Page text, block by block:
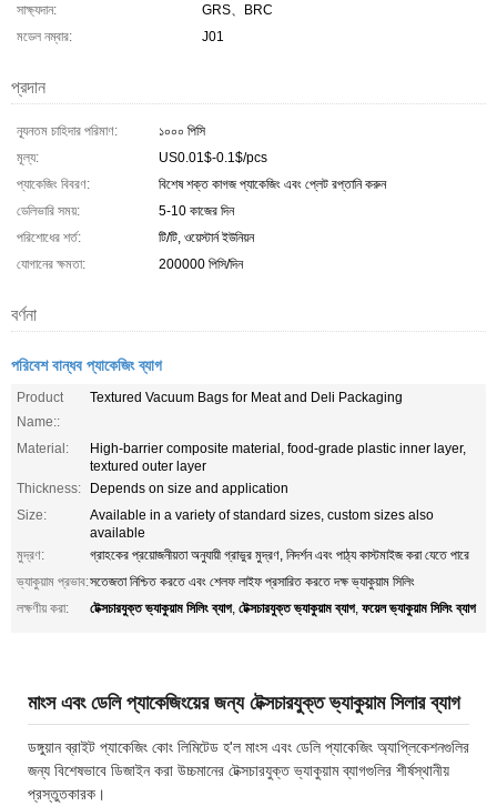
সাক্ষ্যদান:
GRS、BRC
মডেল নম্বার:
J01
প্রদান
ন্যূনতম চাহিদার পরিমাণ:
১০০০ পিসি
মূল্য:
US0.01$-0.1$/pcs
প্যাকেজিং বিবরণ:
বিশেষ শক্ত কাগজ প্যাকেজিং এবং প্লেট রপ্তানি করুন
ডেলিভারি সময়:
5-10 কাজের দিন
পরিশোধের শর্ত:
টি/টি, ওয়েস্টার্ন ইউনিয়ন
যোগানের ক্ষমতা:
200000 পিসি/দিন
বর্ণনা
পরিবেশ বান্ধব প্যাকেজিং ব্যাগ
Product
Name::
Textured Vacuum Bags for Meat and Deli Packaging
Material:
High-barrier composite material, food-grade plastic inner layer,
textured outer layer
Thickness:
Depends on size and application
Size:
Available in a variety of standard sizes, custom sizes also
available
মুদ্রণ:
গ্রাহকের প্রয়োজনীয়তা অনুযায়ী গ্রাভুর মুদ্রণ, নিদর্শন এবং পাঠ্য কাস্টমাইজ করা যেতে পারে
ভ্যাকুয়াম প্রভাব:সতেজতা নিশ্চিত করতে এবং শেলফ লাইফ প্রসারিত করতে দক্ষ ভ্যাকুয়াম সিলিং
লক্ষণীয় করা:
টেক্সচারযুক্ত ভ্যাকুয়াম সিলিং ব্যাগ, টেক্সচারযুক্ত ভ্যাকুয়াম ব্যাগ, ফয়েল ভ্যাকুয়াম সিলিং ব্যাগ
মাংস এবং ডেলি প্যাকেজিংয়ের জন্য টেক্সচারযুক্ত ভ্যাকুয়াম সিলার ব্যাগ
ডঙ্গুয়ান ব্রাইট প্যাকেজিং কোং লিমিটেড হ'ল মাংস এবং ডেলি প্যাকেজিং অ্যাপ্লিকেশনগুলির
জন্য বিশেষভাবে ডিজাইন করা উচ্চমানের টেক্সচারযুক্ত ভ্যাকুয়াম ব্যাগগুলির শীর্ষস্থানীয়
প্রস্তুতকারক।